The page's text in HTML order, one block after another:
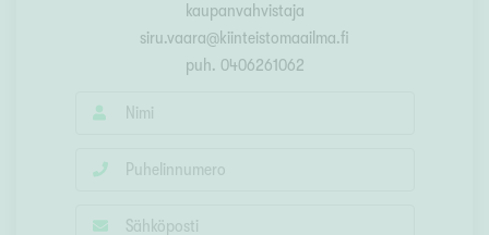
kaupanvahvistaja
siru.vaara@kiinteistomaailma.fi
puh. 0406261062